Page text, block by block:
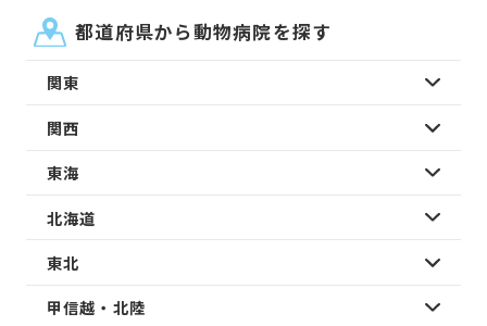
都道府県から動物病院を探す
関東
関西
東海
北海道
東北
甲信越・北陸